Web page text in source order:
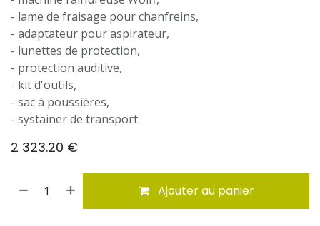
- lame de fraisage pour chanfreins,
- adaptateur pour aspirateur,
- lunettes de protection,
- protection auditive,
- kit d'outils,
- sac à poussières,
- systainer de transport
2 323.20 €
Ajouter au panier